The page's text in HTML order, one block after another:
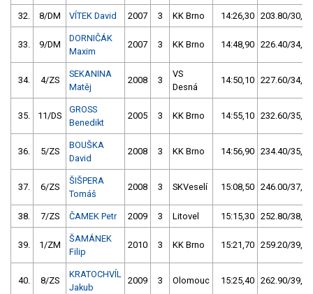
32. 8/DM VÍTEK David 2007 3 KK Brno 14:26,30 203.80/30,8
33. 9/DM
DORNIČÁK
Maxim
2007 3 KK Brno 14:48,90 226.40/34,2
34. 4/ZS
SEKANINA
Matěj
2008 3
VS
Desná
14:50,10 227.60/34,4
35. 11/DS
GROSS
Benedikt
2005 3 KK Brno 14:55,10 232.60/35,1
36. 5/ZS
BOUŠKA
David
2008 3 KK Brno 14:56,90 234.40/35,4
37. 6/ZS
ŠIŠPERA
Tomáš
2008 3 SKVeselí 15:08,50 246.00/37,1
38. 7/ZS ČAMEK Petr 2009 3 Litovel 15:15,30 252.80/38,2
39. 1/ZM
ŠAMÁNEK
Filip
2010 3 KK Brno 15:21,70 259.20/39,1
40. 8/ZS
KRATOCHVÍL
Jakub
2009 3 Olomouc 15:25,40 262.90/39,7